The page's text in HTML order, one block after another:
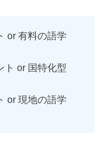
or 有料の語学
ト or 国特化型
or 現地の語学